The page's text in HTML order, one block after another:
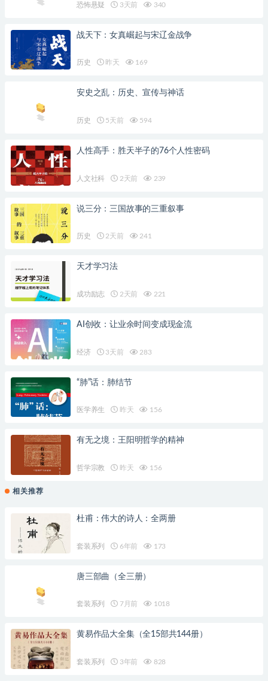
恐怖悬疑 3天前 340
战天下：女真崛起与宋辽金战争
历史 昨天 169
安史之乱：历史、宣传与神话
历史 5天前 594
人性高手：胜天半子的76个人性密码
人文社科 2天前 239
说三分：三国故事的三重叙事
历史 2天前 241
天才学习法
成功励志 2天前 221
AI创收：让业余时间变成现金流
经济 3天前 283
“肺”话：肺结节
医学养生 昨天 156
有无之境：王阳明哲学的精神
哲学宗教 昨天 156
相关推荐
杜甫：伟大的诗人：全两册
套装系列 6年前 173
唐三部曲（全三册）
套装系列 7月前 1018
黄易作品大全集（全15部共144册）
套装系列 3年前 828